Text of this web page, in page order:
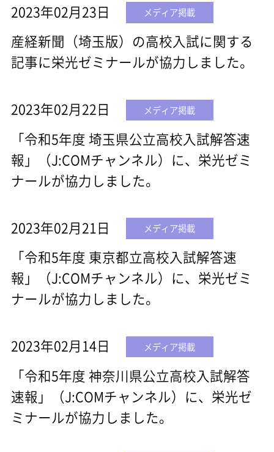
2023年02月23日 メディア掲載
産経新聞（埼玉版）の高校入試に関する
記事に栄光ゼミナールが協力しました。
2023年02月22日 メディア掲載
「令和5年度 埼玉県公立高校入試解答速
報」（J:COMチャンネル）に、栄光ゼミ
ナールが協力しました。
2023年02月21日 メディア掲載
「令和5年度 東京都立高校入試解答速
報」（J:COMチャンネル）に、栄光ゼミ
ナールが協力しました。
2023年02月14日 メディア掲載
「令和5年度 神奈川県公立高校入試解答
速報」（J:COMチャンネル）に、栄光ゼ
ミナールが協力しました。